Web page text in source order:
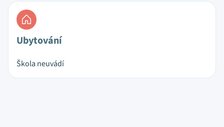
Ubytování
Škola neuvádí